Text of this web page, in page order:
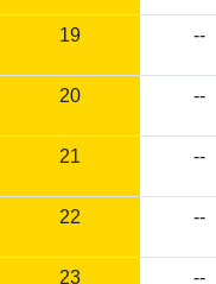
19 --
20 --
21 --
22 --
23 --